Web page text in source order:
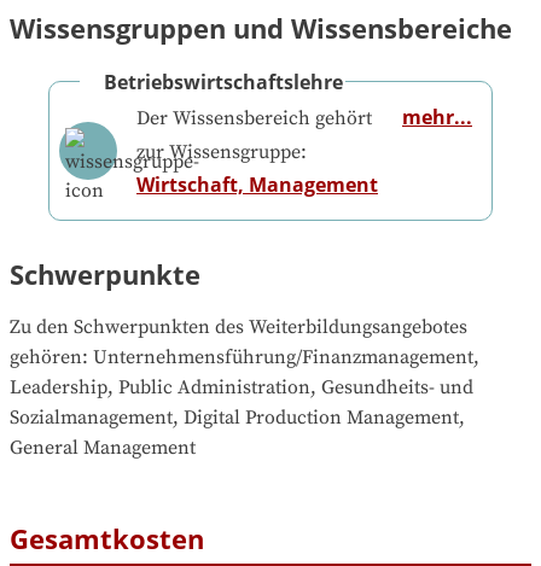
Wissensgruppen und Wissensbereiche
Betriebswirtschaftslehre
Der Wissensbereich gehört
zur Wissensgruppe:
Wirtschaft, Management
mehr...
Schwerpunkte
Zu den Schwerpunkten des Weiterbildungsangebotes
gehören: Unternehmensführung/Finanzmanagement,
Leadership, Public Administration, Gesundheits- und
Sozialmanagement, Digital Production Management,
General Management
Gesamtkosten